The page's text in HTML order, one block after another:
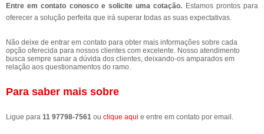
Entre em contato conosco e solicite uma cotação. Estamos prontos para
oferecer a solução perfeita que irá superar todas as suas expectativas.
Não deixe de entrar em contato para obter mais informações sobre cada
opção oferecida para nossos clientes com excelente. Nosso atendimento
busca sempre sanar a dúvida dos clientes, deixando-os amparados em
relação aos questionamentos do ramo.
Para saber mais sobre
Ligue para 11 97798-7561 ou clique aqui e entre em contato por email.